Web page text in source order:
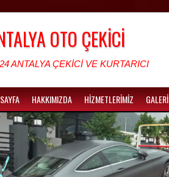
OTO ÇEKİCİ
ANTALYA ÇEKİCİ VE KURTARICI
HAKKIMIZDA HİZMETLERİMİZ GALERİ